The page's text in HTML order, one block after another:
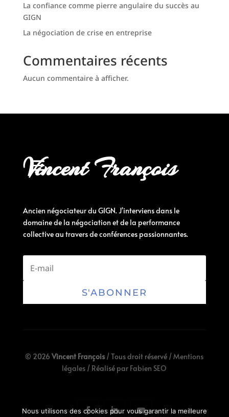
La confiance comme pierre angulaire du succès au
GIGN
La négociation de crise en entreprise
Commentaires récents
Aucun commentaire à afficher.
Vincent François
Ancien négociateur du GIGN. J'interviens dans le
domaine de la négociation et de la performance
collective au travers de conférences passionnantes.
S'ABONNER
© 2026Vincent François/ Tous droit réservé /Mentions
légales / Réalisé par Fabien SEO
Nous utilisons des cookies pour vous garantir la meilleure